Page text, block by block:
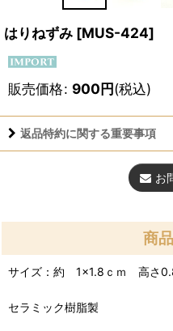
はりねずみ [MUS-424]
販売価格: 900円(税込)
返品特約に関する重要事項
お
商
サイズ：約 1×1.8ｃｍ 高さ
セラミック樹脂製